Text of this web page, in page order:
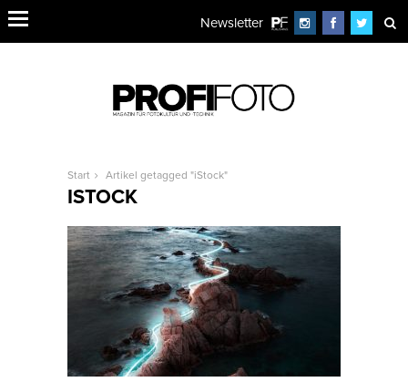
Newsletter
Start Artikel getagged "iStock"
ISTOCK